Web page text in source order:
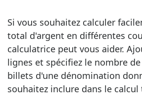
Si vous souhaitez calculer
total d'argent en différentes
calculatrice peut vous aider.
lignes et spécifiez le nombre
billets d'une dénomination
souhaitez inclure dans le calcul